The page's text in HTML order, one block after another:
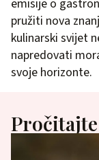
emisije o
pružiti nova
kulinarski svijet
napredovati
svoje horizonte.